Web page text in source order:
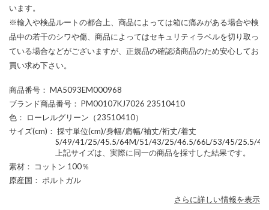
います。
※輸入や検品ルートの都合上、商品によっては箱に痛みがある場合や検
品中の若干のシワや傷、商品によってはセキュリティラベルを切り取っ
ている場合などがございますが、正規品の確認済商品のため安心してお
買い求め下さい。
商品番号 ： MA5093EM000968
ブランド商品番号 ： PM00107KJ7026 23510410
色 ： ローレルグリーン（23510410）
サイズ(cm) ： 採寸単位(cm)/身幅/肩幅/袖丈/裄丈/着丈
S/49/41/25/45.5/64M/51/43/25/46.5/66L/53/45/25.5/
上記サイズは、実際に同一の商品を採寸した結果です。
素材 ： コットン 100％
原産国 ： ポルトガル
さらに詳しい情報を表示